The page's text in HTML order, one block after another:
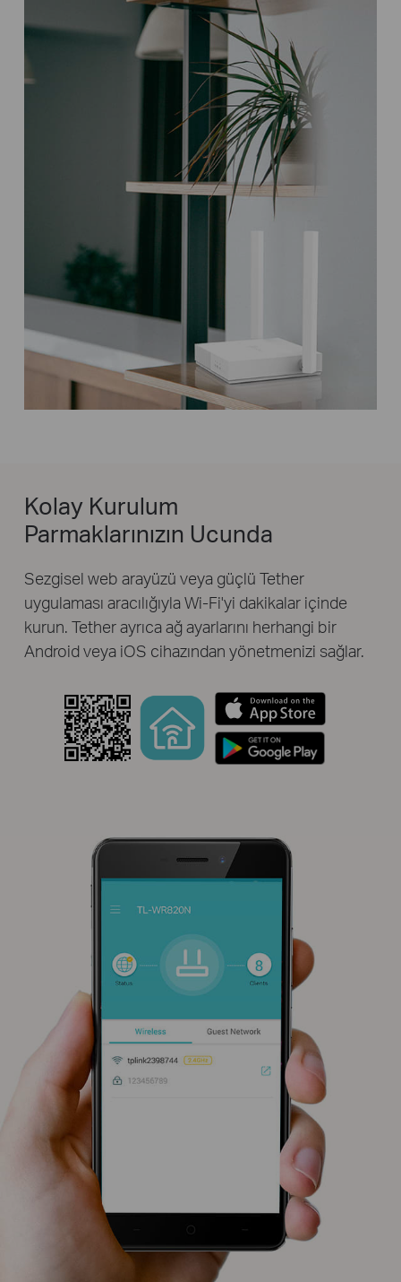
Kolay Kurulum
Parmaklarınızın Ucunda
Sezgisel web arayüzü veya güçlü Tether
uygulaması aracılığıyla Wi-Fi'yi dakikalar içinde
kurun. Tether ayrıca ağ ayarlarını herhangi bir
Android veya iOS cihazından yönetmenizi sağlar.